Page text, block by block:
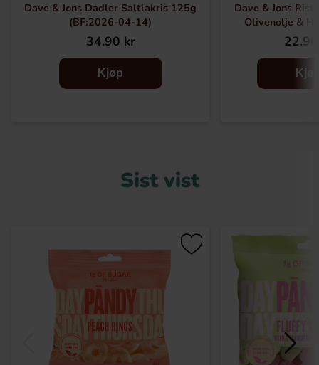
Dave & Jons Dadler Saltlakris 125g
(BF:2026-04-14)
34.90 kr
Kjøp
Dave & Jons
Olivenolje &
Sist vist